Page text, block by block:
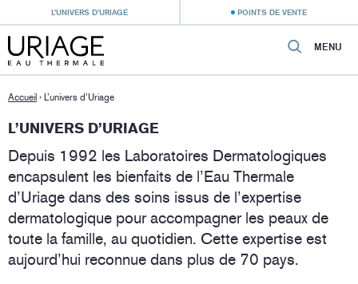
L’UNIVERS D’URIAGE POINTS DE VENTE
MENU
Accueil › L’univers d’Uriage
L’UNIVERS D’URIAGE
Depuis 1992 les Laboratoires Dermatologiques
encapsulent les bienfaits de l’Eau Thermale
d’Uriage dans des soins issus de l’expertise
dermatologique pour accompagner les peaux de
toute la famille, au quotidien. Cette expertise est
aujourd’hui reconnue dans plus de 70 pays.